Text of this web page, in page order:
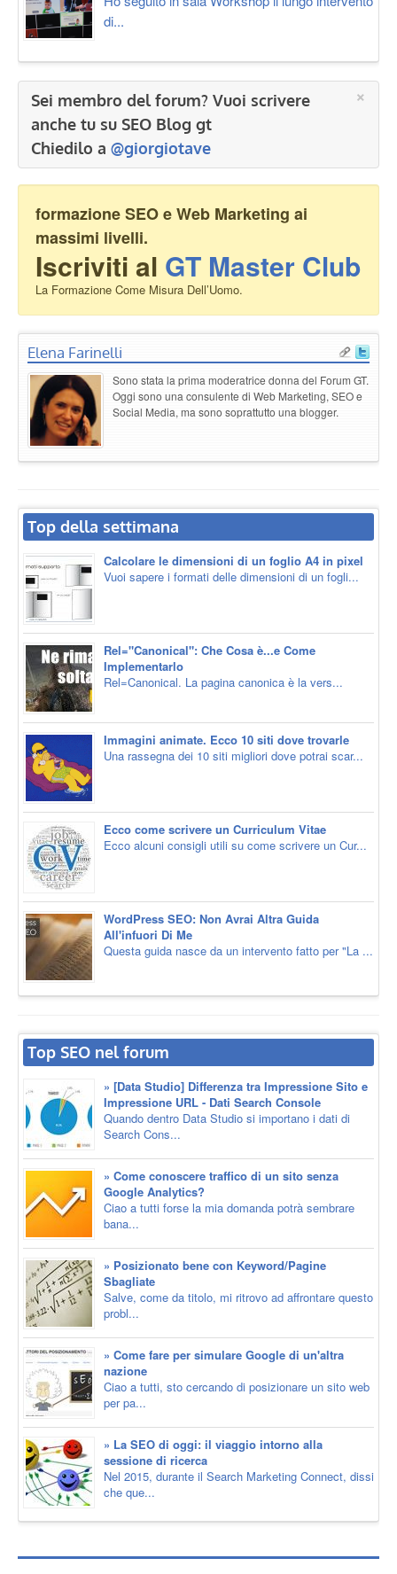
di...
×
Sei membro del forum? Vuoi scrivere
anche tu su SEO Blog gt
Chiedilo a @giorgiotave
formazione SEO e Web Marketing ai
massimi livelli.
Iscriviti al GT Master Club
La Formazione Come Misura Dell’Uomo.
Elena Farinelli
Sono stata la prima moderatrice donna del Forum GT.
Oggi sono una consulente di Web Marketing, SEO e
Social Media, ma sono soprattutto una blogger.
Top della settimana
Calcolare le dimensioni di un foglio A4 in pixel
Vuoi sapere i formati delle dimensioni di un fogli...
Rel="Canonical": Che Cosa è...e Come
Implementarlo
Rel=Canonical. La pagina canonica è la vers...
Immagini animate. Ecco 10 siti dove trovarle
Una rassegna dei 10 siti migliori dove potrai scar...
Ecco come scrivere un Curriculum Vitae
Ecco alcuni consigli utili su come scrivere un Cur...
WordPress SEO: Non Avrai Altra Guida
All'infuori Di Me
Questa guida nasce da un intervento fatto per "La ...
Top SEO nel forum
» [Data Studio] Differenza tra Impressione Sito e
Impressione URL - Dati Search Console
Quando dentro Data Studio si importano i dati di
Search Cons...
» Come conoscere traffico di un sito senza
Google Analytics?
Ciao a tutti forse la mia domanda potrà sembrare
bana...
» Posizionato bene con Keyword/Pagine
Sbagliate
Salve, come da titolo, mi ritrovo ad affrontare questo
probl...
» Come fare per simulare Google di un'altra
nazione
Ciao a tutti, sto cercando di posizionare un sito web
per pa...
» La SEO di oggi: il viaggio intorno alla
sessione di ricerca
Nel 2015, durante il Search Marketing Connect, dissi
che que...